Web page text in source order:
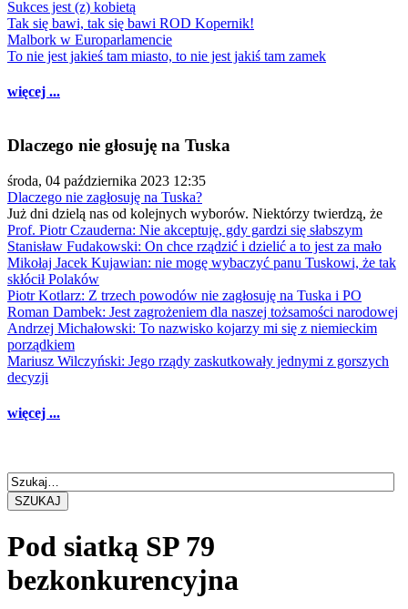
Sukces jest (z) kobietą
Tak się bawi, tak się bawi ROD Kopernik!
Malbork w Europarlamencie
To nie jest jakieś tam miasto, to nie jest jakiś tam zamek
więcej ...
Dlaczego nie głosuję na Tuska
środa, 04 października 2023 12:35
Dlaczego nie zagłosuję na Tuska?
Już dni dzielą nas od kolejnych wyborów. Niektórzy twierdzą, że
Prof. Piotr Czauderna: Nie akceptuję, gdy gardzi się słabszym
Stanisław Fudakowski: On chce rządzić i dzielić a to jest za mało
Mikołaj Jacek Kujawian: nie mogę wybaczyć panu Tuskowi, że tak
skłócił Polaków
Piotr Kotlarz: Z trzech powodów nie zagłosuję na Tuska i PO
Roman Dambek: Jest zagrożeniem dla naszej tożsamości narodowej
Andrzej Michałowski: To nazwisko kojarzy mi się z niemieckim
porządkiem
Mariusz Wilczyński: Jego rządy zaskutkowały jednymi z gorszych
decyzji
więcej ...
SZUKAJ
Pod siatką SP 79
bezkonkurencyjna